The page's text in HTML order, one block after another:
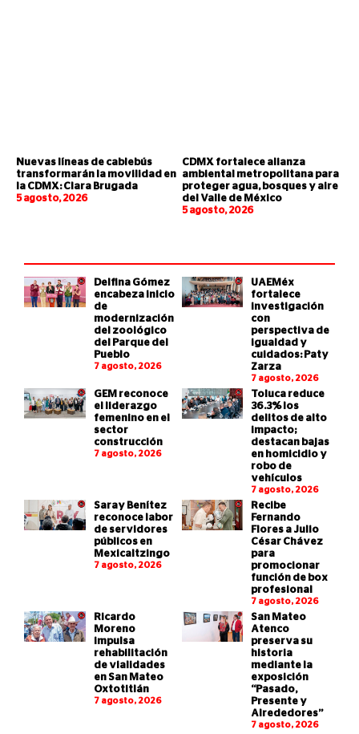
Nuevas líneas de cablebús
transformarán la movilidad en
la CDMX: Clara Brugada
5 agosto, 2026
CDMX fortalece alianza
ambiental metropolitana para
proteger agua, bosques y aire
del Valle de México
5 agosto, 2026
Delfina Gómez
encabeza inicio
de
modernización
del zoológico
del Parque del
Pueblo
7 agosto, 2026
UAEMéx
fortalece
investigación
con
perspectiva de
igualdad y
cuidados: Paty
Zarza
7 agosto, 2026
GEM reconoce
el liderazgo
femenino en el
sector
construcción
7 agosto, 2026
Toluca reduce
36.3% los
delitos de alto
impacto;
destacan bajas
en homicidio y
robo de
vehículos
7 agosto, 2026
Saray Benítez
reconoce labor
de servidores
públicos en
Mexicaltzingo
7 agosto, 2026
Recibe
Fernando
Flores a Julio
César Chávez
para
promocionar
función de box
profesional
7 agosto, 2026
Ricardo
Moreno
impulsa
rehabilitación
de vialidades
en San Mateo
Oxtotitlán
7 agosto, 2026
San Mateo
Atenco
preserva su
historia
mediante la
exposición
“Pasado,
Presente y
Alrededores”
7 agosto, 2026